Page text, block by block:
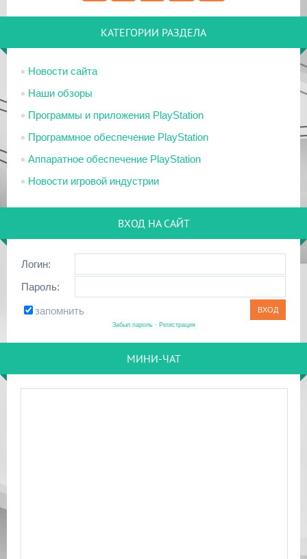
КАТЕГОРИИ РАЗДЕЛА
Новости сайта
Наши обзоры
Программы и приложения PlayStation
Программное обеспечение PlayStation
Аппаратное обеспечение PlayStation
Новости игровой индустрии
ВХОД НА САЙТ
Логин:
Пароль:
запомнить
Забыл пароль· Регистрация
МИНИ-ЧАТ